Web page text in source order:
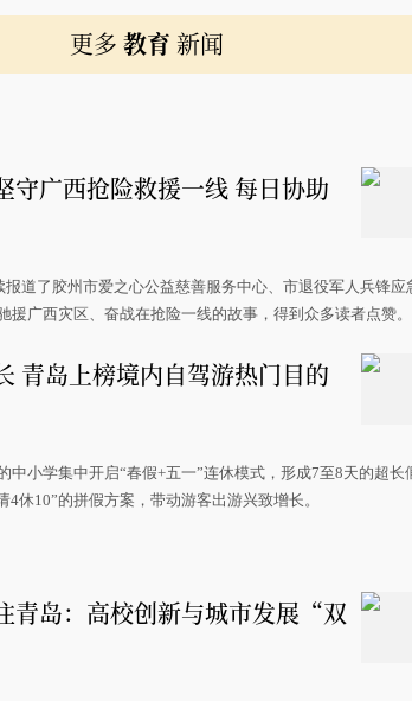
更多 教育 新闻
守广西抢险救援一线 每日协助
道了胶州市爱之心公益慈善服务中心、市退役军人兵锋应
援广西灾区、奋战在抢险一线的故事，得到众多读者点赞。
青岛上榜境内自驾游热门目的
中小学集中开启“春假+五一”连休模式，形成7至8天的超长
4休10”的拼假方案，带动游客出游兴致增长。
青岛：高校创新与城市发展“双